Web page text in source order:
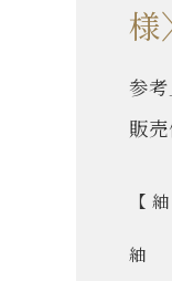
様
参
販
【 紬
紬